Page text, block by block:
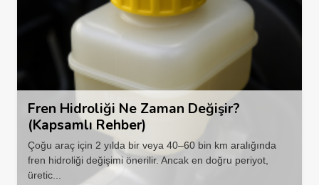
Fren Hidroliği Ne Zaman Değişir?
(Kapsamlı Rehber)
Çoğu araç için 2 yılda bir veya 40–60 bin km aralığında
fren hidroliği değişimi önerilir. Ancak en doğru periyot,
üretic...